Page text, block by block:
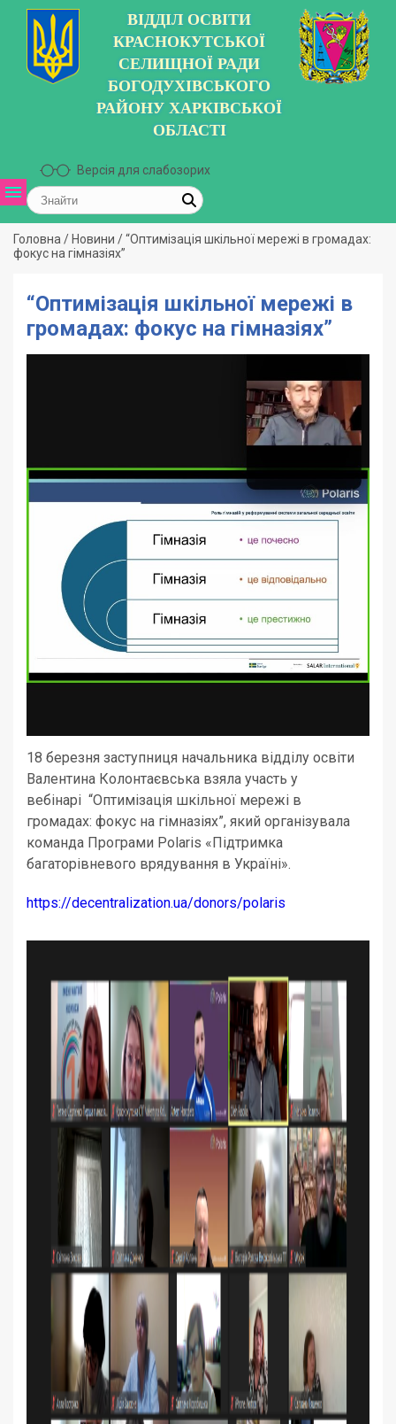
ВІДДІЛ ОСВІТИ
КРАСНОКУТСЬКОЇ
СЕЛИЩНОЇ РАДИ
БОГОДУХІВСЬКОГО
РАЙОНУ ХАРКІВСЬКОЇ
ОБЛАСТІ
Версія для слабозорих
Головна / Новини /“Оптимізація шкільної мережі в громадах:
фокус на гімназіях”
“Оптимізація шкільної мережі в
громадах: фокус на гімназіях”
18 березня заступниця начальника відділу освіти
Валентина Колонтаєвська взяла участь у
вебінарі “Оптимізація шкільної мережі в
громадах: фокус на гімназіях”, який організувала
команда Програми Polaris «Підтримка
багаторівневого врядування в Україні».
https://decentralization.ua/donors/polaris